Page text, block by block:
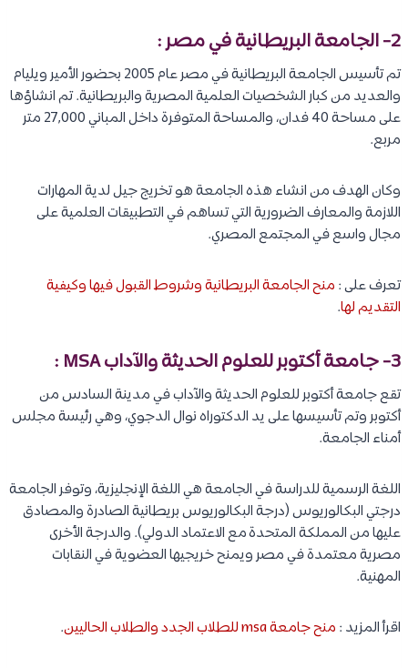
2- الجامعة البريطانية في مصر :
تم تأسيس الجامعة البريطانية في مصر عام 2005 بحضور الأمير ويليام
والعديد من كبار الشخصيات العلمية المصرية والبريطانية. تم انشاؤها
على مساحة 40 فدان، والمساحة المتوفرة داخل المباني 27,000 متر
مربع.
وكان الهدف من انشاء هذه الجامعة هو تخريج جيل لدية المهارات
اللازمة والمعارف الضرورية التي تساهم في التطبيقات العلمية على
مجال واسع في المجتمع المصري.
تعرف على : منح الجامعة البريطانية وشروط القبول فيها وكيفية
التقديم لها.
3- جامعة أكتوبر للعلوم الحديثة والآداب MSA :
تقع جامعة أكتوبر للعلوم الحديثة والآداب في مدينة السادس من
أكتوبر وتم تأسيسها على يد الدكتوراه نوال الدجوي، وهي رئيسة مجلس
أمناء الجامعة.
اللغة الرسمية للدراسة في الجامعة هي اللغة الإنجليزية، وتوفر الجامعة
درجتي البكالوريوس (درجة البكالوريوس بريطانية الصادرة والمصادق
عليها من المملكة المتحدةمع الاعتماد الدولي). والدرجة الأخرى
مصرية معتمدة في مصر ويمنح خريجيها العضوية في النقابات
المهنية.
اقرأ المزيد : منح جامعة msa للطلاب الجدد والطلاب الحاليين .